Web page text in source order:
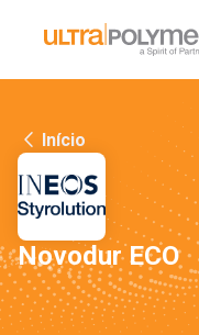
Início
Novodur ECO